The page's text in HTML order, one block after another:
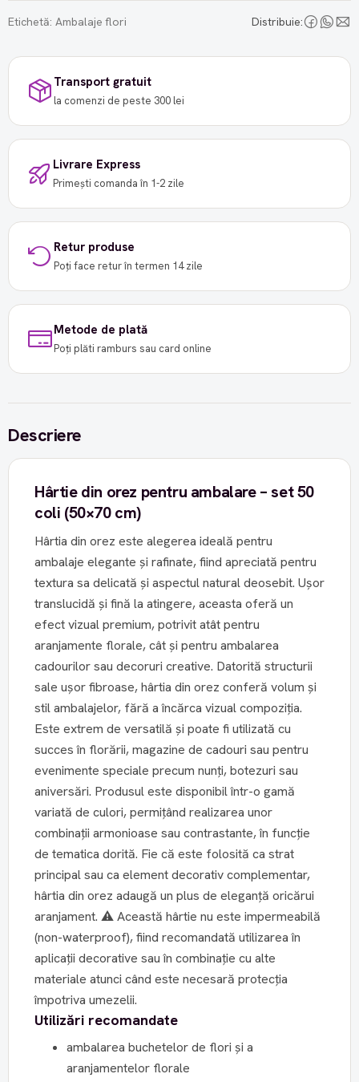
Etichetă: Ambalaje flori Distribuie:
Transport gratuit
la comenzi de peste 300 lei
Livrare Express
Primești comanda în 1-2 zile
Retur produse
Poți face retur în termen 14 zile
Metode de plată
Poți plăti ramburs sau card online
Descriere
Hârtie din orez pentru ambalare – set 50
coli (50×70 cm)
Hârtia din orez este alegerea ideală pentru
ambalaje elegante și rafinate, fiind apreciată pentru
textura sa delicată și aspectul natural deosebit. Ușor
translucidă și fină la atingere, aceasta oferă un
efect vizual premium, potrivit atât pentru
aranjamente florale, cât și pentru ambalarea
cadourilor sau decoruri creative. Datorită structurii
sale ușor fibroase, hârtia din orez conferă volum și
stil ambalajelor, fără a încărca vizual compoziția.
Este extrem de versatilă și poate fi utilizată cu
succes în florării, magazine de cadouri sau pentru
evenimente speciale precum nunți, botezuri sau
aniversări. Produsul este disponibil într-o gamă
variată de culori, permițând realizarea unor
combinații armonioase sau contrastante, în funcție
de tematica dorită. Fie că este folosită ca strat
principal sau ca element decorativ complementar,
hârtia din orez adaugă un plus de eleganță oricărui
aranjament. ⚠️ Această hârtie nu este impermeabilă
(non-waterproof), fiind recomandată utilizarea în
aplicații decorative sau în combinație cu alte
materiale atunci când este necesară protecția
împotriva umezelii.
Utilizări recomandate
ambalarea buchetelor de flori și a
aranjamentelor florale